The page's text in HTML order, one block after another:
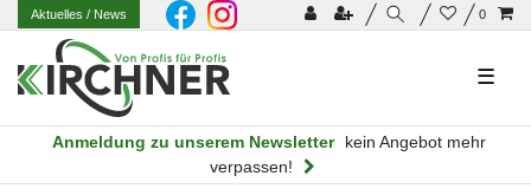
0
Aktuelles/ News
☰
Anmeldung zu unserem Newsletter
kein Angebot mehr
verpassen!